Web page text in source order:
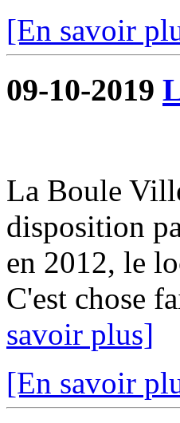
[En savoir
09-10-2019
La Boule
disposition
en 2012, le
C'est chose
savoir plus]
[En savoir